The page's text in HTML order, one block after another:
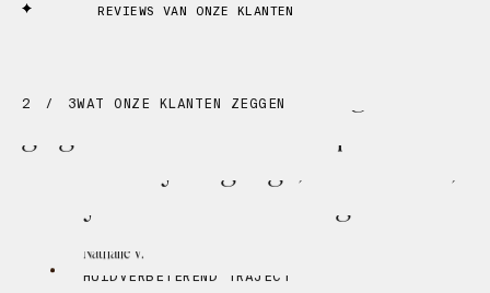
REVIEWS VAN ONZE KLANTEN
3 / 3WAT ONZE KLANTEN ZEGGEN
zachtheid
het
elke stap bewust
gekozen
wordt
CharlotteM.
FACIALBEHANDELING